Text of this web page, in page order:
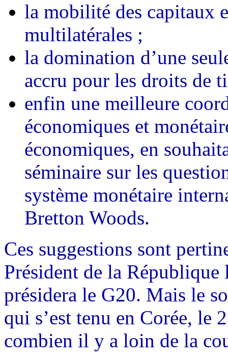
la mobilité des capitaux
multilatérales ;
la domination d’une
accru pour les droits de
enfin une meilleure
économiques et
économiques, en
séminaire sur les
système monétaire
Bretton Woods.
Ces suggestions sont
Président de la République
présidera le G20. Mais le
qui s’est tenu en Corée, le
combien il y a loin de la